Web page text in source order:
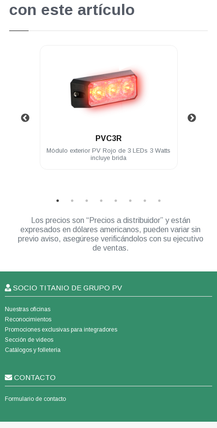
con este artículo
PVC3R
Módulo exterior PV Rojo de 3 LEDs 3 Watts
incluye brida
Los precios son “Precios a distribuidor” y están
expresados en dólares americanos, pueden variar sin
previo aviso, asegúrese verificándolos con su ejecutivo
de ventas.
SOCIO TITANIO DE GRUPO PV
Nuestras oficinas
Reconocimientos
Promociones exclusivas para integradores
Sección de videos
Catálogos y folletería
CONTACTO
Formulario de contacto